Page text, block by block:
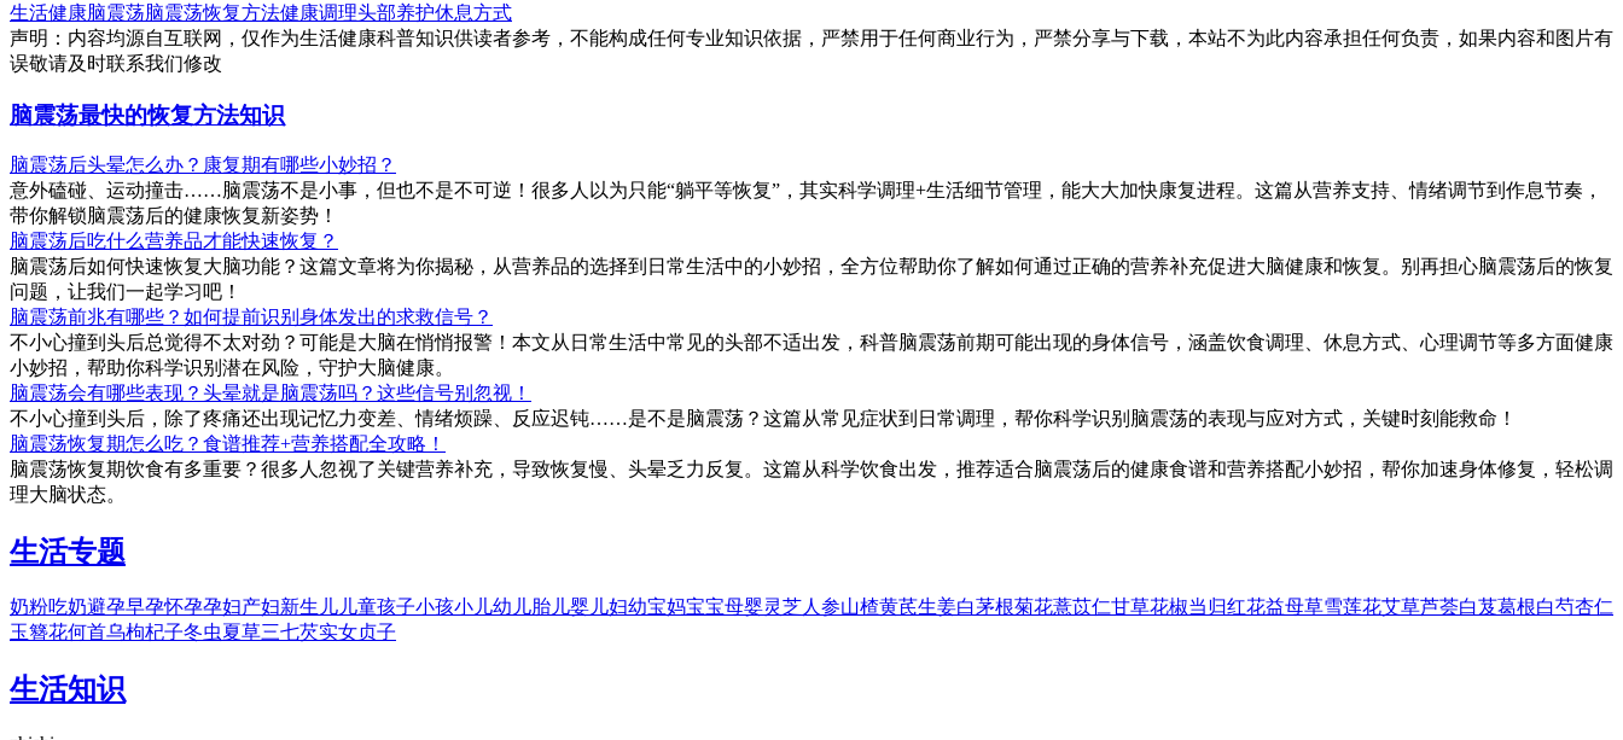
生活健康脑震荡脑震荡恢复方法健康调理头部养护休息方式
声明：内容均源自互联网，仅作为生活健康科普知识供读者参考，不能构成任何专业知识依据，严禁用于任何商业行为，严禁分享与下载，本站不为此内容承担任何负责，如果内容和图片有
误敬请及时联系我们修改
脑震荡最快的恢复方法知识
脑震荡后头晕怎么办？康复期有哪些小妙招？
意外磕碰、运动撞击……脑震荡不是小事，但也不是不可逆！很多人以为只能“躺平等恢复”，其实科学调理+生活细节管理，能大大加快康复进程。这篇从营养支持、情绪调节到作息节奏，
带你解锁脑震荡后的健康恢复新姿势！
脑震荡后吃什么营养品才能快速恢复？
脑震荡后如何快速恢复大脑功能？这篇文章将为你揭秘，从营养品的选择到日常生活中的小妙招，全方位帮助你了解如何通过正确的营养补充促进大脑健康和恢复。别再担心脑震荡后的恢复
问题，让我们一起学习吧！
脑震荡前兆有哪些？如何提前识别身体发出的求救信号？
不小心撞到头后总觉得不太对劲？可能是大脑在悄悄报警！本文从日常生活中常见的头部不适出发，科普脑震荡前期可能出现的身体信号，涵盖饮食调理、休息方式、心理调节等多方面健康
小妙招，帮助你科学识别潜在风险，守护大脑健康。
脑震荡会有哪些表现？头晕就是脑震荡吗？这些信号别忽视！
不小心撞到头后，除了疼痛还出现记忆力变差、情绪烦躁、反应迟钝……是不是脑震荡？这篇从常见症状到日常调理，帮你科学识别脑震荡的表现与应对方式，关键时刻能救命！
脑震荡恢复期怎么吃？食谱推荐+营养搭配全攻略！
脑震荡恢复期饮食有多重要？很多人忽视了关键营养补充，导致恢复慢、头晕乏力反复。这篇从科学饮食出发，推荐适合脑震荡后的健康食谱和营养搭配小妙招，帮你加速身体修复，轻松调
理大脑状态。
生活专题
奶粉吃奶避孕早孕怀孕孕妇产妇新生儿 儿童孩子小孩小儿幼儿胎儿婴儿妇幼宝妈宝宝母婴灵芝人参山楂黄芪生姜白茅根菊花薏苡仁甘草花椒当归红花益母草雪莲花艾草芦荟白芨葛根白芍杏仁
玉簪花何首乌枸杞子冬虫夏草三七芡实女贞子
生活知识